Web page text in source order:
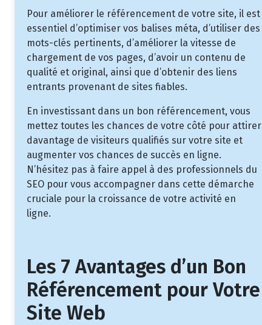
Pour améliorer le référencement de votre site, il est
essentiel d’optimiser vos balises méta, d’utiliser des
mots-clés pertinents, d’améliorer la vitesse de
chargement de vos pages, d’avoir un contenu de
qualité et original, ainsi que d’obtenir des liens
entrants provenant de sites fiables.
En investissant dans un bon référencement, vous
mettez toutes les chances de votre côté pour attirer
davantage de visiteurs qualifiés sur votre site et
augmenter vos chances de succès en ligne.
N’hésitez pas à faire appel à des professionnels du
SEO pour vous accompagner dans cette démarche
cruciale pour la croissance de votre activité en
ligne.
Les 7 Avantages d’un Bon
Référencement pour Votre
Site Web